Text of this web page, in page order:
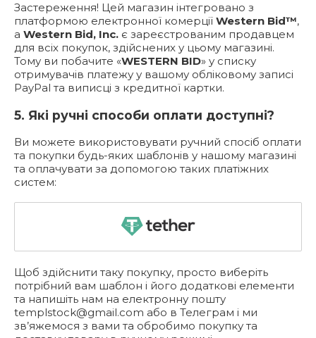
Застереження! Цей магазин інтегровано з
платформою електронної комерції Western Bid™,
а Western Bid, Inc. є зареєстрованим продавцем
для всіх покупок, здійснених у цьому магазині.
Тому ви побачите «WESTERN BID» у списку
отримувачів платежу у вашому обліковому записі
PayPal та виписці з кредитної картки.
5. Які ручні способи оплати доступні?
Ви можете використовувати ручний спосіб оплати
та покупки будь-яких шаблонів у нашому магазині
та оплачувати за допомогою таких платіжних
систем:
Щоб здійснити таку покупку, просто виберіть
потрібний вам шаблон і його додаткові елементи
та напишіть нам на електронну пошту
templstock@gmail.com або в Телеграм і ми
зв’яжемося з вами та обробимо покупку та